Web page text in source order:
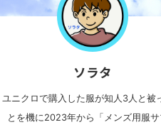
ソラタ
ユニクロで購入した服が知人3人と被
とを機に2023年から「メンズ用服サ